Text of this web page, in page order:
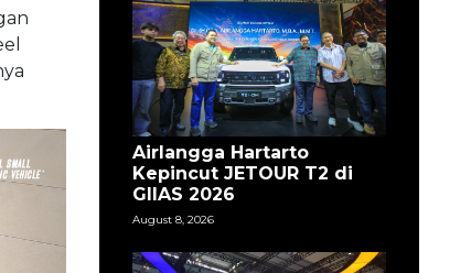
Airlangga Hartarto
Kepincut JETOUR T2 di
GIIAS 2026
August 8, 2026